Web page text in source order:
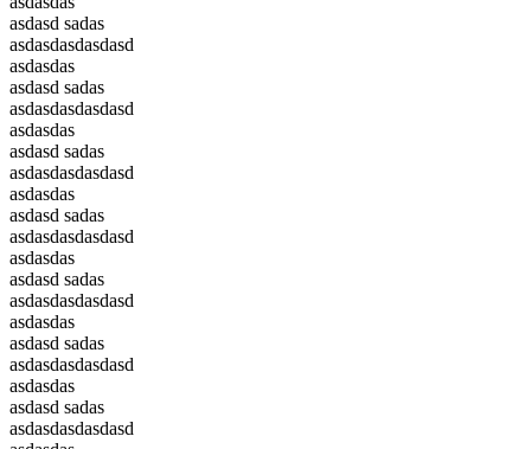
asdasd sadas
asdasdasdasdasd
asdasdas
asdasd sadas
asdasdasdasdasd
asdasdas
asdasd sadas
asdasdasdasdasd
asdasdas
asdasd sadas
asdasdasdasdasd
asdasdas
asdasd sadas
asdasdasdasdasd
asdasdas
asdasd sadas
asdasdasdasdasd
asdasdas
asdasd sadas
asdasdasdasdasd